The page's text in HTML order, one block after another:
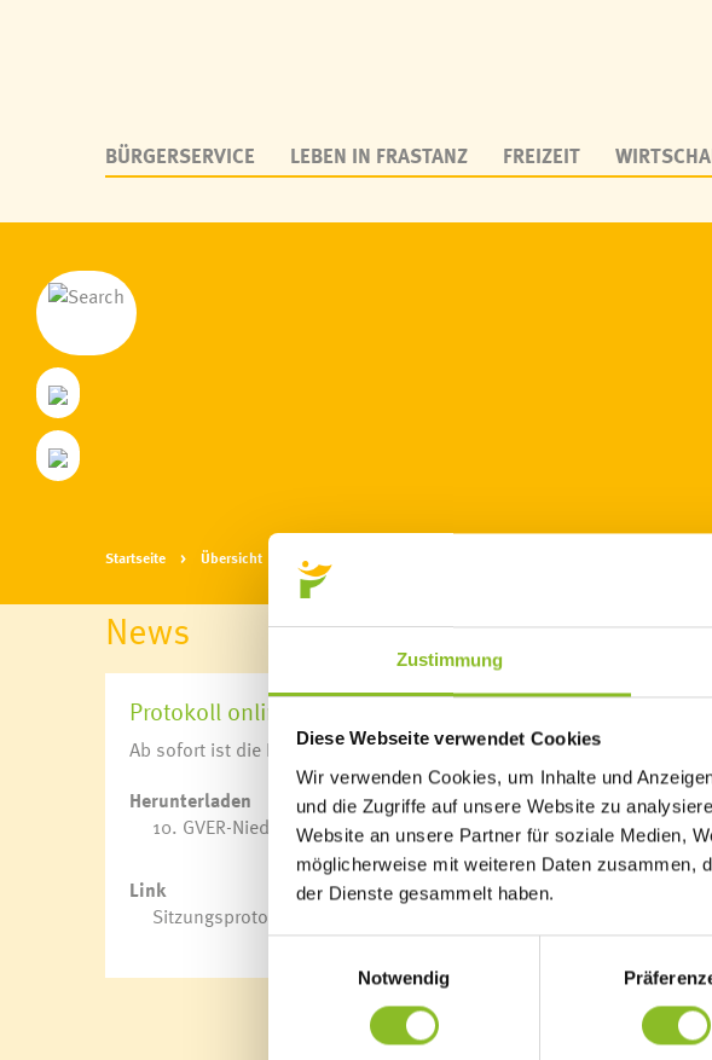
Zustimmung
Diese Webseite verwendet Cookies
Wir verwenden Cookies, um Inhalte und
und die Zugriffe auf unsere Website zu
Website an unsere Partner für soziale Medien,
möglicherweise mit weiteren Daten zusammen,
der Dienste gesammelt haben.
Notwendig
BÜRGERSERVICE LEBEN IN FRASTANZ FREIZEIT
Startseite Übersicht News
News
Protokoll online abrufbar
Ab sofort ist die Niederschrift der 10. Sitzung der Gemeindevertretung
Herunterladen
10. GVER-Niederschrift(pdf-Datei, 59 KB)
Link
Sitzungsprotokolle